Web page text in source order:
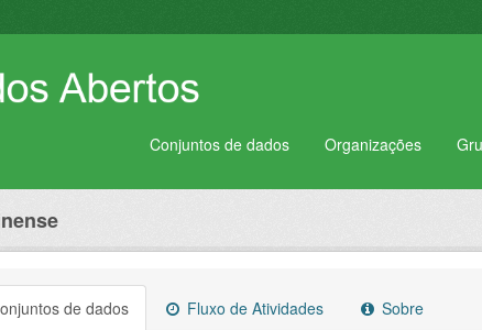
Conjuntos de dados Organizações
de dados Fluxo de Atividades Sobre